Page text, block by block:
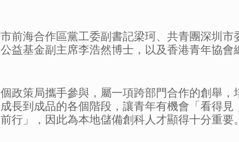
前海合作區黨工委副書記梁珂、共青團深圳
益基金副主席李浩然博士，以及香港青年協會
政策局攜手參與，屬一項跨部門合作的創舉
長到成品的各個階段，讓青年有機會「看得
行」，因此為本地儲備創科人才顯得十分重要。